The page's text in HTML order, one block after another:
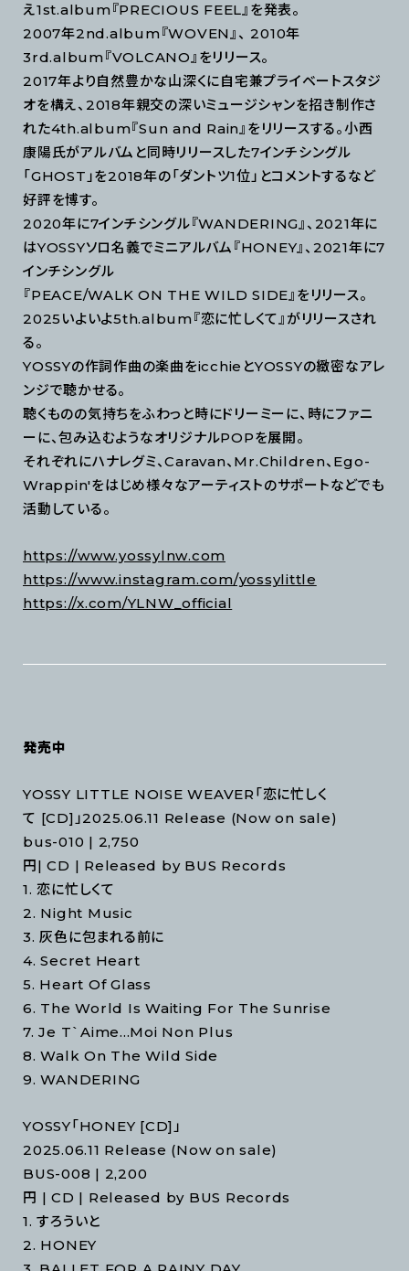
え1st.album『PRECIOUS FEEL』を発表。
2007年2nd.album『WOVEN』、 2010年
3rd.album『VOLCANO』をリリース。
2017年より自然豊かな山深くに自宅兼プライベートスタジ
オを構え、2018年親交の深いミュージシャンを招き制作さ
れた4th.album『Sun and Rain』をリリースする。小西
康陽氏がアルバムと同時リリースした7インチシングル
「GHOST」を2018年の「ダントツ1位」とコメントするなど
好評を博す。
2020年に7インチシングル『WANDERING』、2021年に
はYOSSYソロ名義でミニアルバム『HONEY』、2021年に7
インチシングル
『PEACE/WALK ON THE WILD SIDE』をリリース。
2025いよいよ5th.album『恋に忙しくて』がリリースされ
る。
YOSSYの作詞作曲の楽曲をicchieとYOSSYの緻密なアレ
ンジで聴かせる。
聴くものの気持ちをふわっと時にドリーミーに、時にファニ
ーに、包み込むようなオリジナルPOPを展開。
それぞれにハナレグミ、Caravan、Mr.Children、Ego-
Wrappin'をはじめ様々なアーティストのサポートなどでも
活動している。
https://www.yossylnw.com
https://www.instagram.com/yossylittle
https://x.com/YLNW_official
発売中
YOSSY LITTLE NOISE WEAVER「恋に忙しく
て [CD]」2025.06.11 Release (Now on sale)
bus-010 | 2,750
円| CD | Released by BUS Records
1. 恋に忙しくて
2. Night Music
3. 灰色に包まれる前に
4. Secret Heart
5. Heart Of Glass
6. The World Is Waiting For The Sunrise
7. Je T`Aime...Moi Non Plus
8. Walk On The Wild Side
9. WANDERING
YOSSY「HONEY [CD]」
2025.06.11 Release (Now on sale)
BUS-008 | 2,200
円 | CD | Released by BUS Records
1. すろういと
2. HONEY